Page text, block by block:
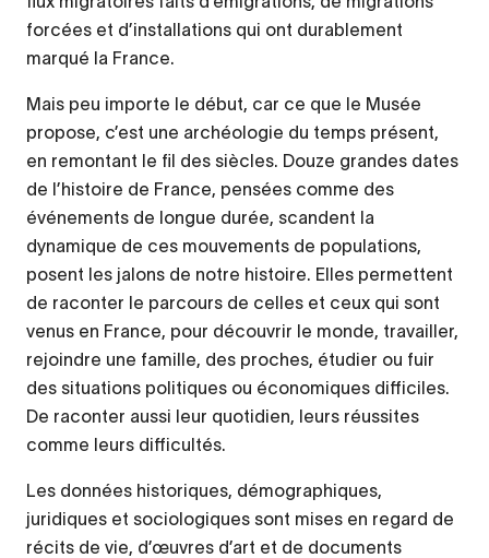
forcées et d’installations qui ont durablement
marqué la France.
Mais peu importe le début, car ce que le Musée
propose, c’est une archéologie du temps présent,
en remontant le fil des siècles. Douze grandes dates
de l’histoire de France, pensées comme des
événements de longue durée, scandent la
dynamique de ces mouvements de populations,
posent les jalons de notre histoire. Elles permettent
de raconter le parcours de celles et ceux qui sont
venus en France, pour découvrir le monde, travailler,
rejoindre une famille, des proches, étudier ou fuir
des situations politiques ou économiques difficiles.
De raconter aussi leur quotidien, leurs réussites
comme leurs difficultés.
Les données historiques, démographiques,
juridiques et sociologiques sont mises en regard de
récits de vie, d’œuvres d’art et de documents